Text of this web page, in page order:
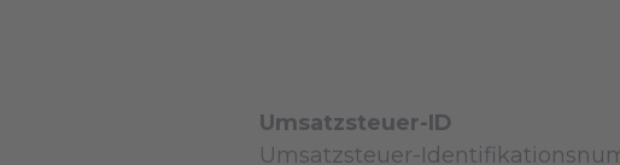
Umsatzsteuer-ID
Umsatzsteuer-